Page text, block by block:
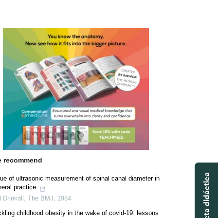
recommend
of ultrasonic measurement of spinal canal diameter in
practice.
Drinkall , The BMJ, 1984
childhood obesity in the wake of covid-19: lessons